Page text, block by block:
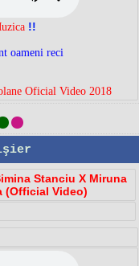
!!
oameni reci
Oficial Video 2018
Stanciu X Miruna
(Official Video)